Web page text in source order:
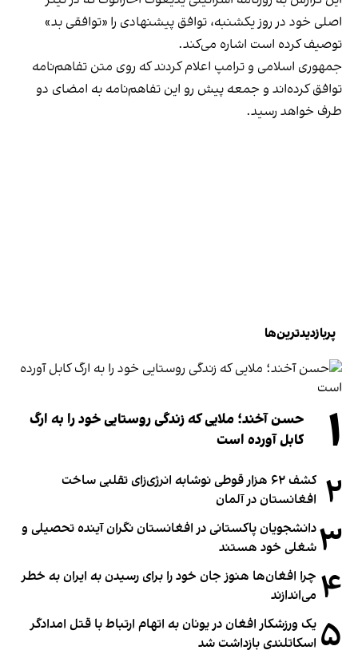
اصلی خود در روز یکشنبه، توافق پیشنهادی را «توافقی بد»
توصیف کرده است اشاره می‌کند.
جمهوری اسلامی و ترامپ اعلام کردند که روی متن تفاهم‌نامه
توافق کرده‌اند و جمعه پیش رو این تفاهم‌نامه به امضای دو
طرف خواهد رسید.
پربازدیدترین‌ها
۱
حسن آخند؛ ملایی که زندگی روستایی خود را به ارگ
کابل آورده است
۲
کشف ۶۲ هزار قوطی نوشابه انرژی‌زای تقلبی ساخت
افغانستان در آلمان
۳دانشجویان پاکستانی در افغانستان نگران آینده تحصیلی و
شغلی خود هستند
۴ چرا افغان‌ها هنوز جان خود را برای رسیدن به ایران به خطر
می‌اندازند
۵ یک ورزشکار افغان در یونان به اتهام ارتباط با قتل امدادگر
اسکاتلندی بازداشت شد